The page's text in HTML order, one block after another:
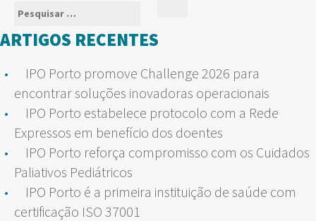
ARTIGOS
Pesquisar
por:
ARTIGOS RECENTES
IPO Porto promove Challenge 2026 para
encontrar soluções inovadoras operacionais
IPO Porto estabelece protocolo com a Rede
Expressos em benefício dos doentes
IPO Porto reforça compromisso com os Cuidados
Paliativos Pediátricos
IPO Porto é a primeira instituição de saúde com
certificação ISO 37001